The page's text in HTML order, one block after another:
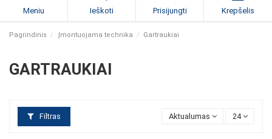
Meniu Ieškoti Prisijungti Krepšelis
Pagrindinis Įmontuojama technika Gartraukiai
GARTRAUKIAI
Filtras Aktualumas 24